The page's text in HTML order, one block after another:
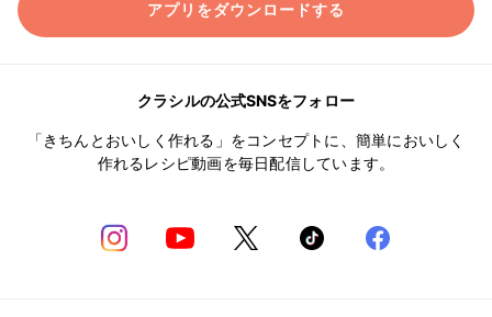
アプリをダウンロードする
クラシルの公式SNSをフォロー
「きちんとおいしく作れる」をコンセプトに、簡単においしく
作れるレシピ動画を毎日配信しています。